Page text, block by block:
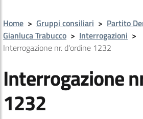
Home > Gruppi consiliari > Partito
Gianluca Trabucco > Interrogazioni >
Interrogazione nr. d'ordine 1232
Interrogazione
1232